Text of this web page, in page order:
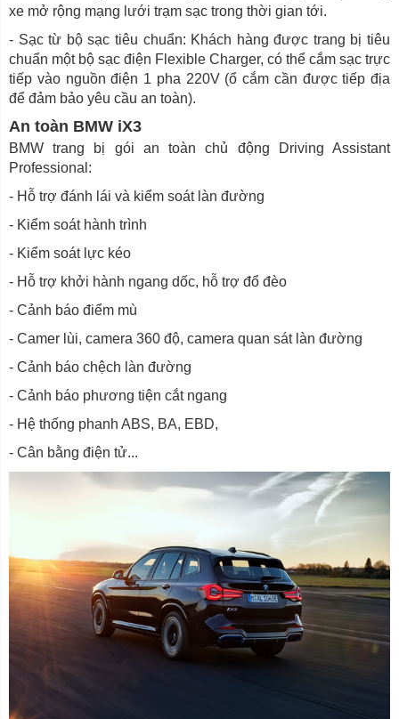
xe mở rộng mạng lưới trạm sạc trong thời gian tới.
- Sạc từ bộ sạc tiêu chuẩn: Khách hàng được trang bị tiêu
chuẩn một bộ sạc điện Flexible Charger, có thể cắm sạc trực
tiếp vào nguồn điện 1 pha 220V (ổ cắm cần được tiếp địa
để đảm bảo yêu cầu an toàn).
An toàn BMW iX3
BMW trang bị gói an toàn chủ động Driving Assistant
Professional:
- Hỗ trợ đánh lái và kiểm soát làn đường
- Kiểm soát hành trình
- Kiểm soát lực kéo
- Hỗ trợ khởi hành ngang dốc, hỗ trợ đổ đèo
- Cảnh báo điểm mù
- Camer lùi, camera 360 độ, camera quan sát làn đường
- Cảnh báo chệch làn đường
- Cảnh báo phương tiện cắt ngang
- Hệ thống phanh ABS, BA, EBD,
- Cân bằng điện tử...